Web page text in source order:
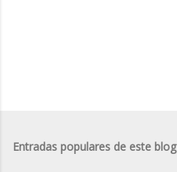
Entradas populares de este blog